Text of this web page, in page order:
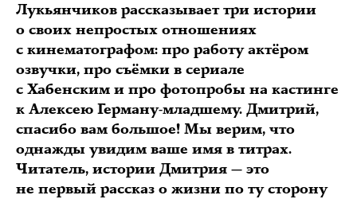
Лукьянчиков рассказывает три истории
о своих непростых отношениях
с кинематографом: про работу актёром
озвучки, про съёмки в сериале
с Хабенским и про фотопробы на кастинге
к Алексею Герману-младшему. Дмитрий,
спасибо вам большое! Мы верим, что
однажды увидим ваше имя в титрах.
Читатель, истории Дмитрия — это
не первый рассказ о жизни по ту сторону